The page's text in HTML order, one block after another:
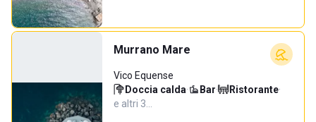
Murrano Mare
Vico Equense
Doccia calda· Bar· Ristorante·
e altri 3…